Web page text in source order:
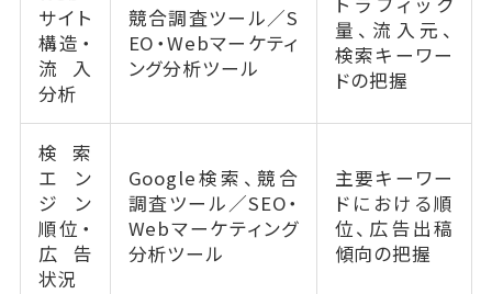
サイト
構造・
流入
分析
競合調査ツール／S
EO・Webマーケティ
ング分析ツール
量、流入元、
検索キーワー
ドの把握
検索
エン
ジン
順位・
広告
状況
Google検索、競合
調査ツール／SEO・
Webマーケティング
分析ツール
主要キーワー
ドにおける順
位、広告出稿
傾向の把握